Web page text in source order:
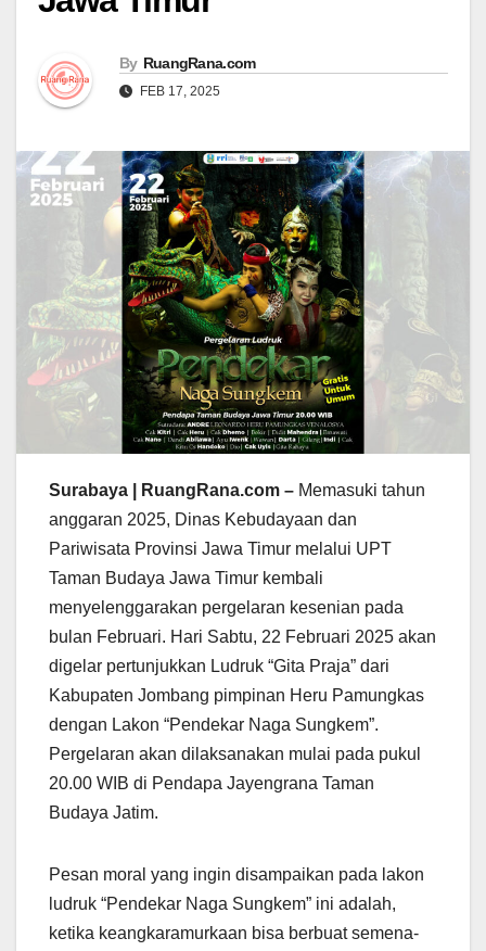
By RuangRana.com
FEB 17, 2025
Surabaya | RuangRana.com – Memasuki tahun
anggaran 2025, Dinas Kebudayaan dan
Pariwisata Provinsi Jawa Timur melalui UPT
Taman Budaya Jawa Timur kembali
menyelenggarakan pergelaran kesenian pada
bulan Februari. Hari Sabtu, 22 Februari 2025 akan
digelar pertunjukkan Ludruk “Gita Praja” dari
Kabupaten Jombang pimpinan Heru Pamungkas
dengan Lakon “Pendekar Naga Sungkem”.
Pergelaran akan dilaksanakan mulai pada pukul
20.00 WIB di Pendapa Jayengrana Taman
Budaya Jatim.
Pesan moral yang ingin disampaikan pada lakon
ludruk “Pendekar Naga Sungkem” ini adalah,
ketika keangkaramurkaan bisa berbuat semena-